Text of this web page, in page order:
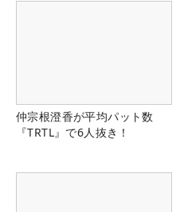
仲宗根澄香が平均パット数
『TRTL』で6人抜き！